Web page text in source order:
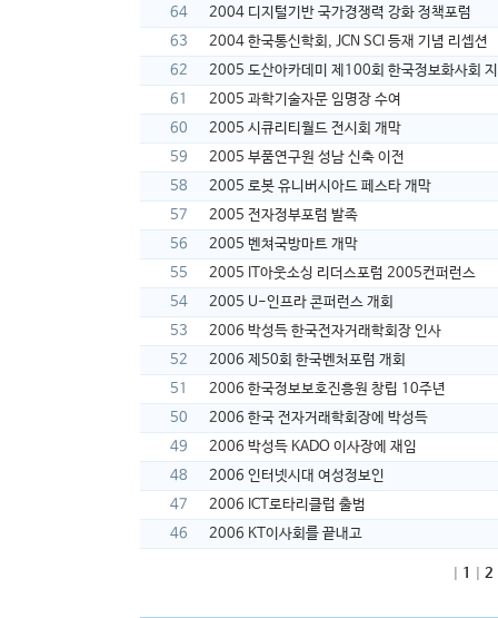
64
2004 디지털기반 국가경쟁력 강화 정책포럼
63
2004 한국통신학회, JCN SCI 등재 기념 리셉션
62
2005 도산아카데미 제100회 한국정보화사회
61
2005 과학기술자문 임명장 수여
60
2005 시큐리티월드 전시회 개막
59
2005 부품연구원 성남 신축 이전
58
2005 로봇 유니버시아드 페스타 개막
57
2005 전자정부포럼 발족
56
2005 벤쳐국방마트 개막
55
2005 IT아웃소싱 리더스포럼 2005컨퍼런스
54
2005 U-인프라 콘퍼런스 개회
53
2006 박성득 한국전자거래학회장 인사
52
2006 제50회 한국벤처포럼 개회
51
2006 한국정보보호진흥원 창립 10주년
50
2006 한국 전자거래학회장에 박성득
49
2006 박성득 KADO 이사장에 재임
48
2006 인터넷시대 여성정보인
47
2006 ICT로타리클럽 출범
46
2006 KT이사회를 끝내고
1 2